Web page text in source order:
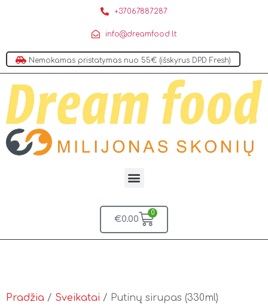
+37067887287
info@dreamfood.lt
Nemokamas pristatymas nuo 55€ (išskyrus DPD Fresh)
€0.00
0
Pradžia / Sveikatai / Putinų sirupas (330ml)